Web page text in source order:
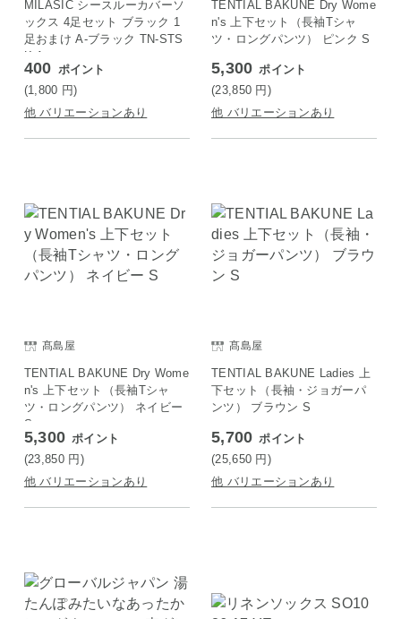
MILASIC シースルーカバーソ
ックス 4足セット ブラック 1
足おまけ A-ブラック TN-STS
K-A
400 ポイント
(1,800 円)
他 バリエーションあり
TENTIAL BAKUNE Dry Wome
n's 上下セット（長袖Tシャ
ツ・ロングパンツ） ピンク S
5,300 ポイント
(23,850 円 )
他 バリエーションあり
髙島屋
TENTIAL BAKUNE Dry Wome
n's 上下セット（長袖Tシャ
ツ・ロングパンツ） ネイビー
S
5,300 ポイント
(23,850 円 )
他 バリエーションあり
髙島屋
TENTIAL BAKUNE Ladies 上
下セット（長袖・ジョガーパ
ンツ） ブラウン S
5,700 ポイント
(25,650 円 )
他 バリエーションあり